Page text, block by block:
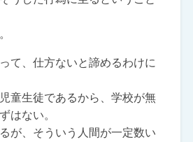
て、仕方ないと諦めるわけに
童生徒であるから、学校が無
はない。
が、そういう人間が一定数い